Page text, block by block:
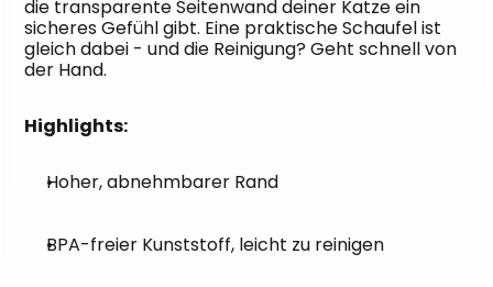
die transparente Seitenwand deiner Katze ein
sicheres Gefühl gibt. Eine praktische Schaufel ist
gleich dabei - und die Reinigung? Geht schnell von
der Hand.
Highlights:
Hoher, abnehmbarer Rand
BPA-freier Kunststoff, leicht zu reinigen